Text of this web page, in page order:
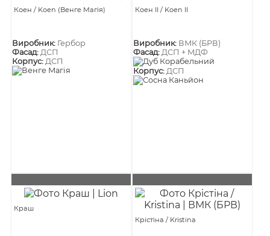
Коен / Koen (Венге Магія)
Виробник: Гербор
Фасад:ДСП
Корпус:ДСП
Коен II / Koen II
Виробник: ВМК (БРВ)
Фасад: ДСП + МДФ
Корпус: ДСП
Краш
Крістіна / Kristina